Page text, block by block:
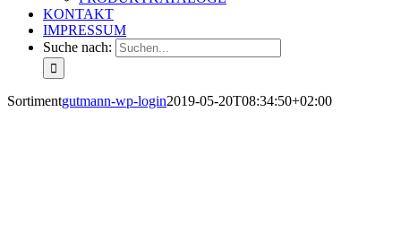
KONTAKT
IMPRESSUM
Suche nach:
Sortimentgutmann-wp-login2019-05-20T08:34:50+02:00